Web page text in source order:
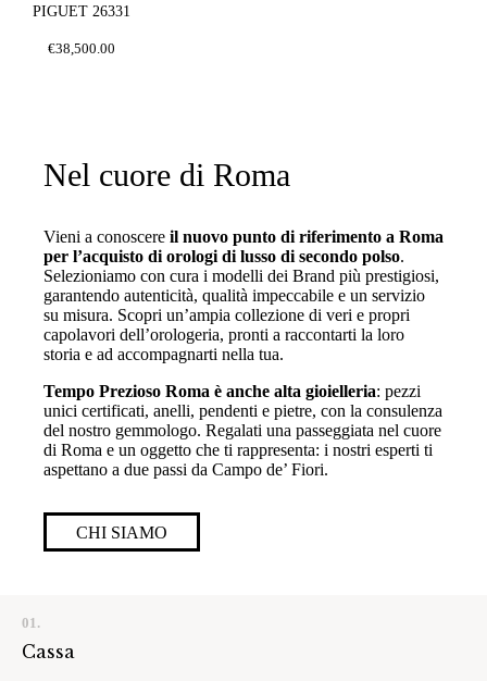
PIGUET 26331
€38,500.00
Nel cuore di Roma
Vieni a conoscere il nuovo punto di riferimento a Roma
per l’acquisto di orologi di lusso di secondo polso.
Selezioniamo con cura i modelli dei Brand più prestigiosi,
garantendo autenticità, qualità impeccabile e un servizio
su misura. Scopri un’ampia collezione di veri e propri
capolavori dell’orologeria, pronti a raccontarti la loro
storia e ad accompagnarti nella tua.
Tempo Prezioso Roma è anche alta gioielleria: pezzi
unici certificati, anelli, pendenti e pietre, con la consulenza
del nostro gemmologo. Regalati una passeggiata nel cuore
di Roma e un oggetto che ti rappresenta: i nostri esperti ti
aspettano a due passi da Campo de’ Fiori.
CHI SIAMO
01.
Cassa